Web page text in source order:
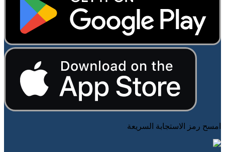
امسح رمز الاستجابة السريعة